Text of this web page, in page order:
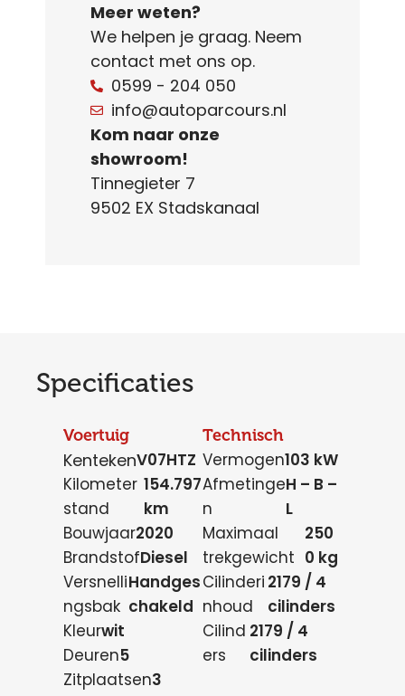
Meer weten?
We helpen je graag. Neem
contact met ons op.
0599 - 204 050
info@autoparcours.nl
Kom naar onze
showroom!
Tinnegieter 7
9502 EX Stadskanaal
Specificaties
Voertuig
KentekenV07HTZ
Kilometer
stand
154.797
km
Bouwjaar2020
BrandstofDiesel
Versnelli
ngsbak
Handges
chakeld
Kleurwit
Deuren5
Zitplaatsen3
Technisch
Vermogen103 kW
Afmetinge
n
H – B –
L
Maximaal
trekgewicht
250
0 kg
Cilinderi
nhoud
2179 / 4
cilinders
Cilind
ers
2179 / 4
cilinders